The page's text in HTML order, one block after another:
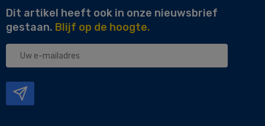
Dit artikel heeft ook in onze nieuwsbrief
gestaan. Blijf op de hoogte.
Uw